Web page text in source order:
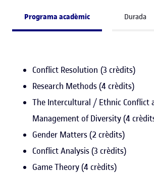
Programa acadèmic Durada
Conflict Resolution (3 crèdits)
Research Methods (4 crèdits)
The Intercultural / Ethnic Conflict
Management of Diversity (4
Gender Matters (2 crèdits)
Conflict Analysis (3 crèdits)
Game Theory (4 crèdits)